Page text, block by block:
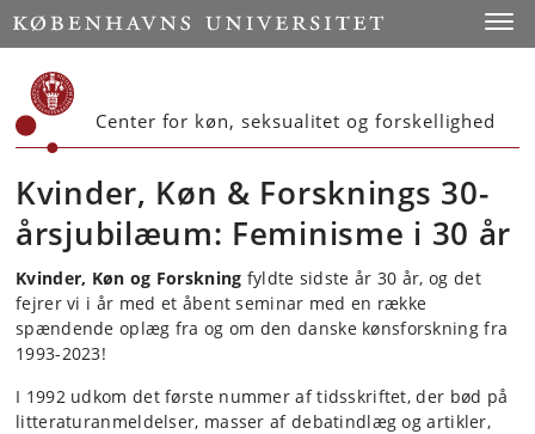
Start
Center for køn, seksualitet og forskellighed
Kvinder, Køn & Forsknings 30-
årsjubilæum: Feminisme i 30 år
Kvinder, Køn og Forskning fyldte sidste år 30 år, og det
fejrer vi i år med et åbent seminar med en række
spændende oplæg fra og om den danske kønsforskning fra
1993-2023!
I 1992 udkom det første nummer af tidsskriftet, der bød på
litteraturanmeldelser, masser af debatindlæg og artikler,